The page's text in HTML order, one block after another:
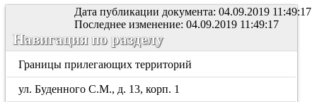
Дата публикации документа: 04.09.2019 11:49:17
Последнее изменение: 04.09.2019 11:49:17
Навигация по разделу
Границы прилегающих территорий
ул. Буденного С.М., д. 13, корп. 1